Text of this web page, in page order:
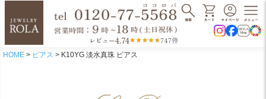
レビュー4.74 747件
HOME ピアス K10YG 淡水真珠 ピアス